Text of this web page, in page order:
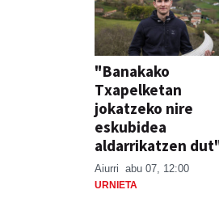
"Banakako
Txapelketan
jokatzeko nire
eskubidea
aldarrikatzen
Aiurri abu 07, 12:00
URNIETA